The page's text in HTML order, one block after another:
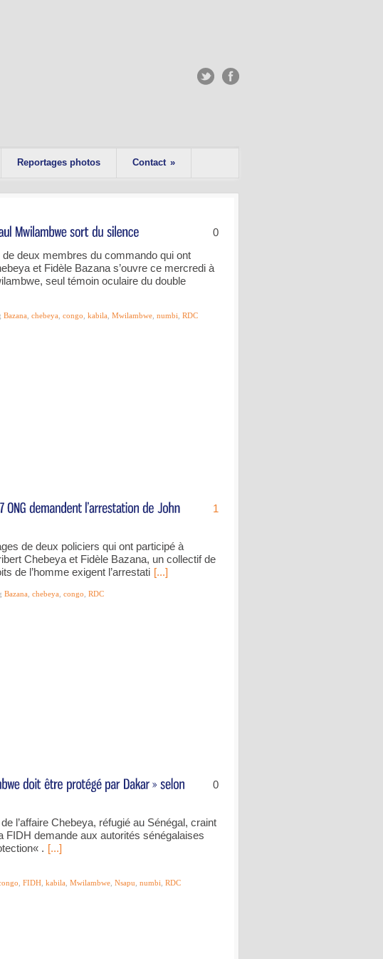
Reportages photos Contact »
0
de deux membres du commando qui ont
et Fidèle Bazana s’ouvre ce mercredi à
seul témoin oculaire du double
Bazana chebeya congo kabila Mwilambwe numbi RDC
1
de deux policiers qui ont participé à
Chebeya et Fidèle Bazana, un collectif de
de l’homme exigent l’arrestati [...]
Bazana chebeya congo RDC
0
l’affaire Chebeya, réfugié au Sénégal, craint
FIDH demande aux autorités sénégalaises
. [...]
FIDH kabila Mwilambwe Nsapu numbi RDC